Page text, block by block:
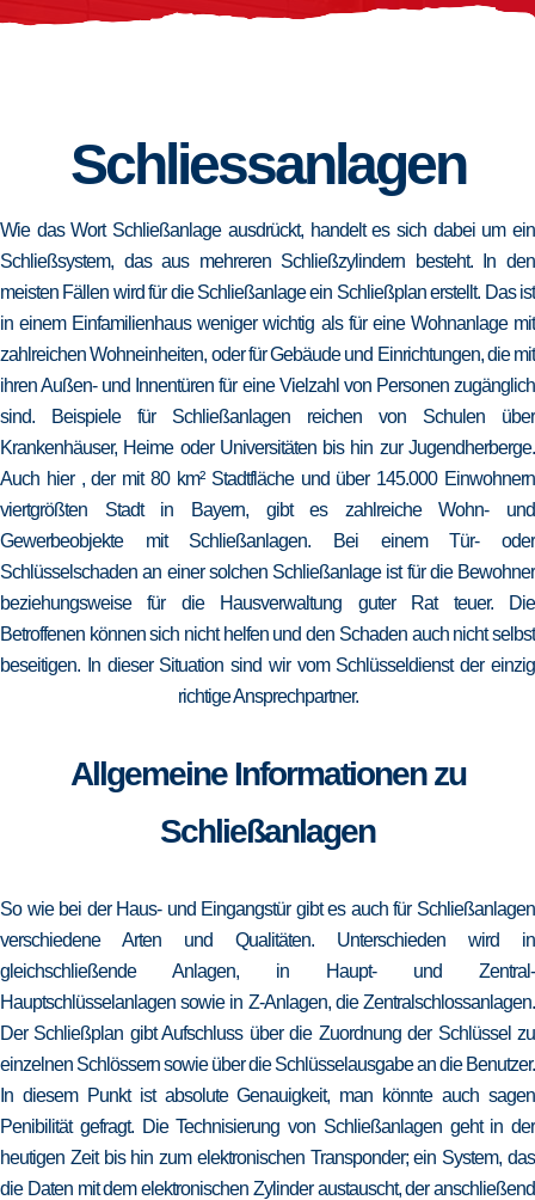
Schliessanlagen
Wie das Wort Schließanlage ausdrückt, handelt es sich dabei um ein
Schließsystem, das aus mehreren Schließzylindern besteht. In den
meisten Fällen wird für die Schließanlage ein Schließplan erstellt. Das ist
in einem Einfamilienhaus weniger wichtig als für eine Wohnanlage mit
zahlreichen Wohneinheiten, oder für Gebäude und Einrichtungen, die mit
ihren Außen- und Innentüren für eine Vielzahl von Personen zugänglich
sind. Beispiele für Schließanlagen reichen von Schulen über
Krankenhäuser, Heime oder Universitäten bis hin zur Jugendherberge.
Auch hier , der mit 80 km² Stadtfläche und über 145.000 Einwohnern
viertgrößten Stadt in Bayern, gibt es zahlreiche Wohn- und
Gewerbeobjekte mit Schließanlagen. Bei einem Tür- oder
Schlüsselschaden an einer solchen Schließanlage ist für die Bewohner
beziehungsweise für die Hausverwaltung guter Rat teuer. Die
Betroffenen können sich nicht helfen und den Schaden auch nicht selbst
beseitigen. In dieser Situation sind wir vom Schlüsseldienst der einzig
richtige Ansprechpartner.
Allgemeine Informationen zu
Schließanlagen
So wie bei der Haus- und Eingangstür gibt es auch für Schließanlagen
verschiedene Arten und Qualitäten. Unterschieden wird in
gleichschließende Anlagen, in Haupt- und Zentral-
Hauptschlüsselanlagen sowie in Z-Anlagen, die Zentralschlossanlagen.
Der Schließplan gibt Aufschluss über die Zuordnung der Schlüssel zu
einzelnen Schlössern sowie über die Schlüsselausgabe an die Benutzer.
In diesem Punkt ist absolute Genauigkeit, man könnte auch sagen
Penibilität gefragt. Die Technisierung von Schließanlagen geht in der
heutigen Zeit bis hin zum elektronischen Transponder; ein System, das
die Daten mit dem elektronischen Zylinder austauscht, der anschließend